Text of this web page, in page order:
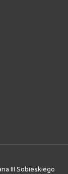
III Sobieskiego